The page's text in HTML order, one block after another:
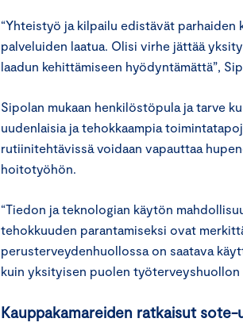
“Yhteistyö ja kilpailu edistävät
palveluiden laatua. Olisi virhe jättää
laadun kehittämiseen hyödyntämättä”,
Sipolan mukaan henkilöstöpula ja tarve
uudenlaisia ja tehokkaampia
rutiinitehtävissä voidaan vapauttaa
hoitotyöhön.
“Tiedon ja teknologian käytön
tehokkuuden parantamiseksi ovat
perusterveydenhuollossa on saatava
kuin yksityisen puolen työterveyshuollon
Kauppakamareiden ratkaisut